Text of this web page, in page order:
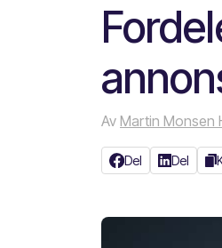
Av Martin Monsen
Del Del